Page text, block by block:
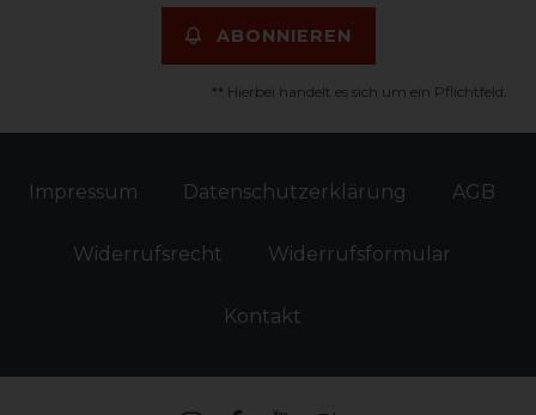
ABONNIEREN
** Hierbei handelt es sich um ein Pflichtfeld.
Impressum Daten­schutz­erklärung AGB
Widerrufs­recht Widerrufs­formular
Kontakt